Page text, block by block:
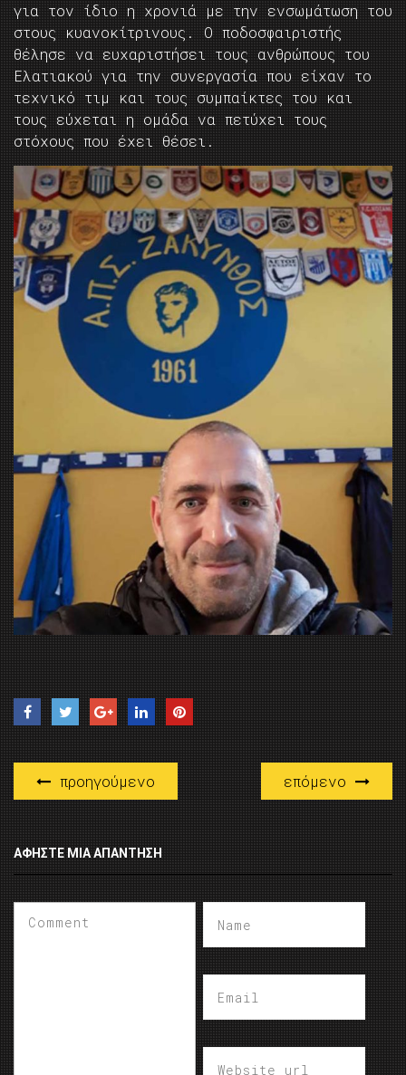
για τον ίδιο η χρονιά με την ενσωμάτωση του
στους κυανοκίτρινους. Ο ποδοσφαιριστής
θέλησε να ευχαριστήσει τους ανθρώπους του
Ελατιακού για την συνεργασία που είχαν το
τεχνικό τιμ και τους συμπαίκτες του και
τους εύχεται η ομάδα να πετύχει τους
στόχους που έχει θέσει.
προηγούμενο επόμενο
ΑΦΉΣΤΕ ΜΙΑ ΑΠΆΝΤΗΣΗ